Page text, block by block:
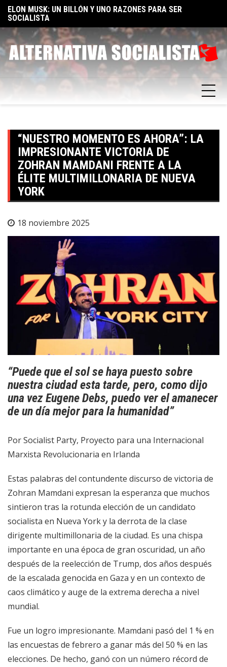
Skip
content
ELON MUSK: UN BILLÓN Y UNO RAZONES PARA SER
SOCIALISTA
“NUESTRO MOMENTO ES AHORA”: LA
IMPRESIONANTE VICTORIA DE
ZOHRAN MAMDANI FRENTE A LA
ÉLITE MULTIMILLONARIA DE NUEVA
YORK
18 noviembre 2025
“Puede que el sol se haya puesto sobre
nuestra ciudad esta tarde, pero, como dijo
una vez Eugene Debs, puedo ver el amanecer
de un día mejor para la humanidad”
Por Socialist Party, Proyecto para una Internacional
Marxista Revolucionaria en Irlanda
Estas palabras del contundente discurso de victoria de
Zohran Mamdani expresan la esperanza que muchos
sintieron tras la rotunda elección de un candidato
socialista en Nueva York y la derrota de la clase
dirigente multimillonaria de la ciudad. Es una chispa
importante en una época de gran oscuridad, un año
después de la reelección de Trump, dos años después
de la escalada genocida en Gaza y en un contexto de
caos climático y auge de la extrema derecha a nivel
mundial.
Fue un logro impresionante. Mamdani pasó del 1 % en
las encuestas de febrero a ganar más del 50 % en las
elecciones. De hecho, ganó con un número récord de